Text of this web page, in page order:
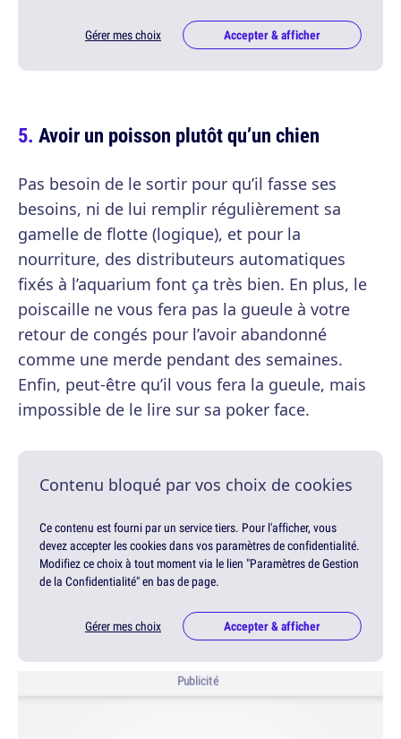
Gérer mes choix Accepter & afficher
Avoir un poisson plutôt qu’un chien
Pas besoin de le sortir pour qu’il fasse ses
besoins, ni de lui remplir régulièrement sa
gamelle de flotte (logique), et pour la
nourriture, des distributeurs automatiques
fixés à l’aquarium font ça très bien. En plus, le
poiscaille ne vous fera pas la gueule à votre
retour de congés pour l’avoir abandonné
comme une merde pendant des semaines.
Enfin, peut-être qu’il vous fera la gueule, mais
impossible de le lire sur sa poker face.
Contenu bloqué par vos choix de cookies
Ce contenu est fourni par un service tiers. Pour l'afficher, vous
devez accepter les cookies dans vos paramètres de confidentialité.
Modifiez ce choix à tout moment via le lien "Paramètres de Gestion
de la Confidentialité" en bas de page.
Gérer mes choix Accepter & afficher
Publicité